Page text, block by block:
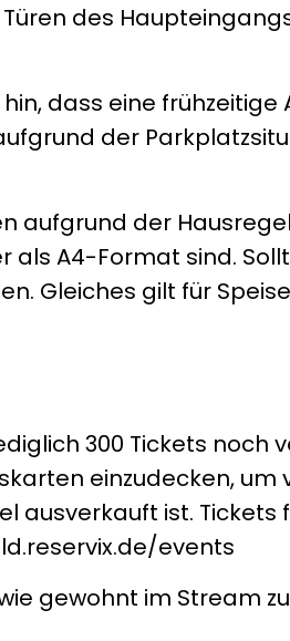
des Haupteingangs
dass eine frühzeitige
der
aufgrund der
als A4-Format sind.
Gleiches gilt für
300 Tickets noch
einzudecken, um
ausverkauft ist. Tickets
events
gewohnt im Stream